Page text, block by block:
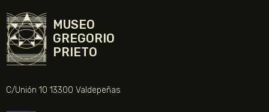
MUSEO
GREGORIO
PRIETO
C/Unión 10 13300 Valdepeñas